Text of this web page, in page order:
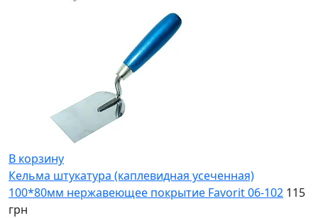
В корзину
Кельма штукатура (каплевидная усеченная)
100*80мм нержавеющее покрытие Favorit 06-102 115
грн